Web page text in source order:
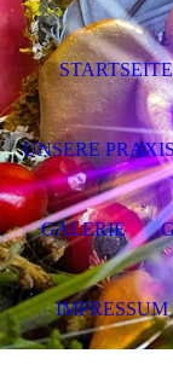
STARTSEITE
UNSERE
GALERIE
IMPRESSUM